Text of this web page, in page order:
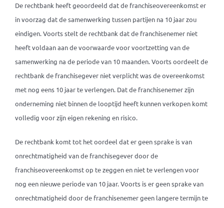
De rechtbank heeft geoordeeld dat de franchiseovereenkomst er
in voorzag dat de samenwerking tussen partijen na 10 jaar zou
eindigen. Voorts stelt de rechtbank dat de franchisenemer niet
heeft voldaan aan de voorwaarde voor voortzetting van de
samenwerking na de periode van 10 maanden. Voorts oordeelt de
rechtbank de franchisegever niet verplicht was de overeenkomst
met nog eens 10 jaar te verlengen. Dat de franchisenemer zijn
onderneming niet binnen de looptijd heeft kunnen verkopen komt
volledig voor zijn eigen rekening en risico.
De rechtbank komt tot het oordeel dat er geen sprake is van
onrechtmatigheid van de franchisegever door de
franchiseovereenkomst op te zeggen en niet te verlengen voor
nog een nieuwe periode van 10 jaar. Voorts is er geen sprake van
onrechtmatigheid door de franchisenemer geen langere termijn te